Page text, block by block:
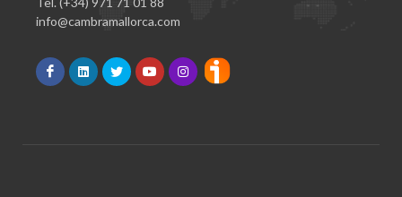
info@cambramallorca.com